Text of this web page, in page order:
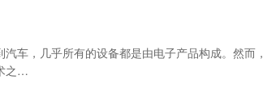
车，几乎所有的设备都是由电子产品构成。然而，
之…